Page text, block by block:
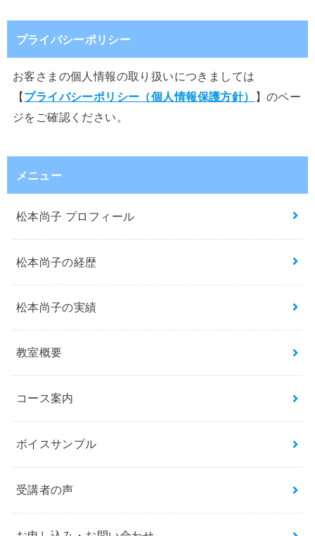
プライバシーポリシー
お客さまの個人情報の取り扱いにつきましては
【プライバシーポリシー（個人情報保護方針）
】のペー
ジをご確認ください。
メニュー
松本尚子 プロフィール
松本尚子の経歴
松本尚子の実績
教室概要
コース案内
ボイスサンプル
受講者の声